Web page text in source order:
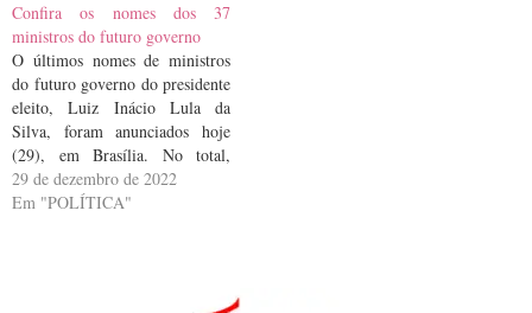
Confira os nomes dos 37
ministros do futuro governo
O últimos nomes de ministros
do futuro governo do presidente
eleito, Luiz Inácio Lula da
Silva, foram anunciados hoje
(29), em Brasília. No total,
serão 37 ministérios. Desses,
cinco são ligados à Presidência
29 de dezembro de 2022
Em "POLÍTICA"